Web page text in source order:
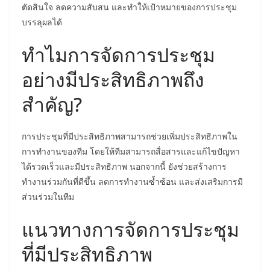
ตัดสินใจ ลดความสับสน และทำให้เป้าหมายของการประชุม
บรรลุผลได้
ทำไมการจัดการประชุม
อย่างมีประสิทธิภาพถึง
สำคัญ?
การประชุมที่มีประสิทธิภาพสามารถช่วยเพิ่มประสิทธิภาพใน
การทำงานของทีม โดยให้ทีมสามารถสื่อสารและแก้ไขปัญหา
ได้รวดเร็วและมีประสิทธิภาพ นอกจากนี้ ยังช่วยสร้างการ
ทำงานร่วมกันที่ดีขึ้น ลดการทำงานซ้ำซ้อน และส่งเสริมการมี
ส่วนร่วมในทีม
แนวทางการจัดการประชุม
ที่มีประสิทธิภาพ